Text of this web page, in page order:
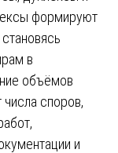
формируют
в
объёмов
споров,
и